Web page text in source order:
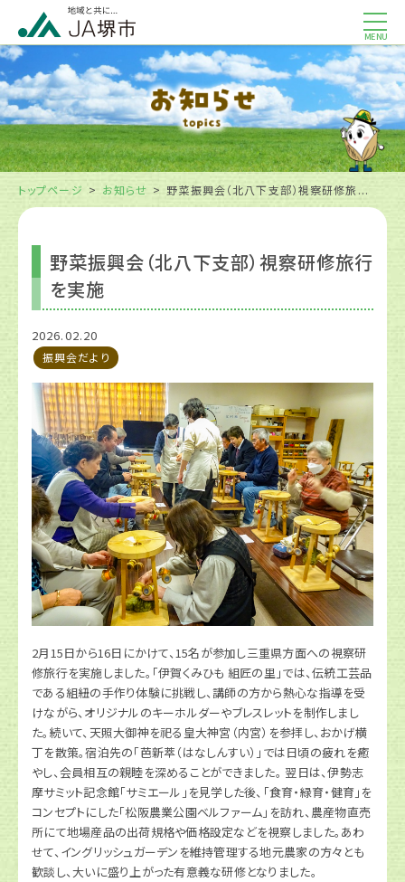
MENU
トップページ お知らせ 野菜振興会（北八下支部）視察研修旅...
野菜振興会（北八下支部）視察研修旅行
を実施
2026.02.20
振興会だより
2月15日から16日にかけて、15名が参加し三重県方面への視察研
修旅行を実施しました。「伊賀くみひも 組匠の里」では、伝統工芸品
である組紐の手作り体験に挑戦し、講師の方から熱心な指導を受
けながら、オリジナルのキーホルダーやブレスレットを制作しまし
た。続いて、天照大御神を祀る皇大神宮（内宮）を参拝し、おかげ横
丁を散策。宿泊先の「芭新萃（はなしんすい）」では日頃の疲れを癒
やし、会員相互の親睦を深めることができました。 翌日は、伊勢志
摩サミット記念館「サミエール」を見学した後、「食育・緑育・健育」を
コンセプトにした「松阪農業公園ベルファーム」を訪れ、農産物直売
所にて地場産品の出荷規格や価格設定などを視察しました。あわ
せて、イングリッシュガーデンを維持管理する地元農家の方々とも
歓談し、大いに盛り上がった有意義な研修となりました。